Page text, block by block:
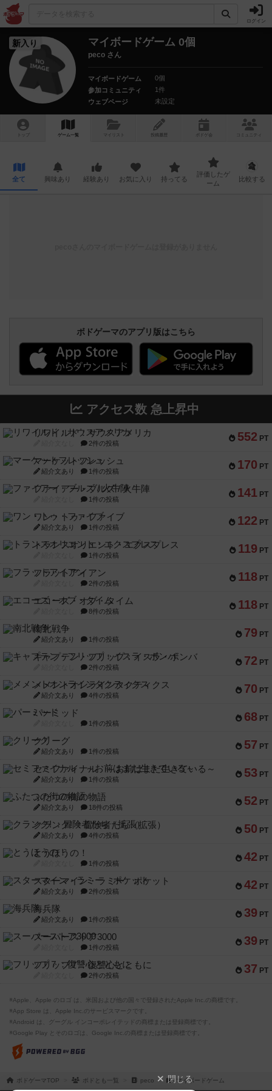
ログイン
新入り マイボードゲーム 0個
peco さん
マイボードゲーム
0個
参加コミュニティ
1件
ウェブページ
未設定
トップ ゲーム一覧 マイリスト 投稿履歴 ボ ドゲ コミュニティ
全て 興味あり 経験あり お気に入り 持ってる
評価したゲ
ーム
比較する
ボドゲーマのアプリ版はこちら
アクセス数 急上昇中
552 PT
リワイルド：サウスアメリカ
2件の投稿
170 PT
マーケットフレッシュ
紹介文あり 1件の投稿
141 PT
ファイアー・ブルズ / 火牛陣
1件の投稿
122 PT
ワン・トゥ・ファイブ
紹介文あり 1件の投稿
119 PT
トランスオリエント・エクスプレス
1件の投稿
118 PT
フラットアイアン
2件の投稿
118 PT
エコーズ・オブ・タイム
8件の投稿
79 PT
南北戦争
紹介文あり 1件の投稿
72 PT
キャプテン・フリップ：イスラ・ボンバ
2件の投稿
70 PT
メメントオンラインタクティクス
紹介文あり 4件の投稿
68 PT
パーミッド
1件の投稿
57 PT
クリーグ
紹介文あり 1件の投稿
53 PT
セミファイナル ～お前はまだ生きている～
紹介文あり 1件の投稿
52 PT
ふたつの街の物語
紹介文あり 18件の投稿
50 PT
クランク! ：冒険者たち（拡張）
紹介文あり 4件の投稿
42 PT
とうほうの！
1件の投稿
42 PT
スターマイン・ラミー ポケット
紹介文あり 2件の投稿
39 PT
海兵隊
紹介文あり 1件の投稿
39 PT
スーパーストア3000
1件の投稿
37 PT
フリップ７：復讐心とともに
2件の投稿
※Apple、Apple のロゴ は、米国および他の国々で登録されたApple Inc.の商標です。
※App Store は、Apple Inc.のサービスマークです。
※Android は、グーグル インコーポレイテッドの商標または登録商標です。
※Google Play とそのロゴは、Google Inc.の商標または登録商標です。
ボドゲーマTOP ボドとも一覧 peco マイボードゲーム
閉じる